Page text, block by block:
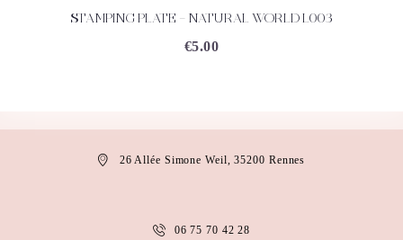
ACHETEZ DÉTAILS
STAMPING PLATE – NATURAL WORLD L003
€5.00
26 Allée Simone Weil, 35200 Rennes
06 75 70 42 28